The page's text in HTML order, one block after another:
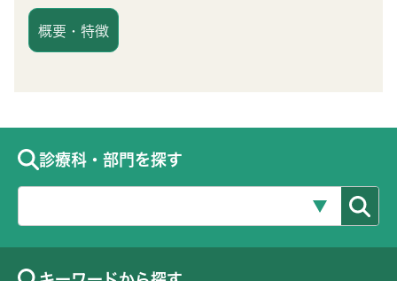
概要・特徴
診療科・部門を探す